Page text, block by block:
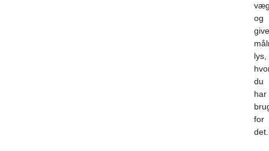
og
give
lys,
du
har
for
det.